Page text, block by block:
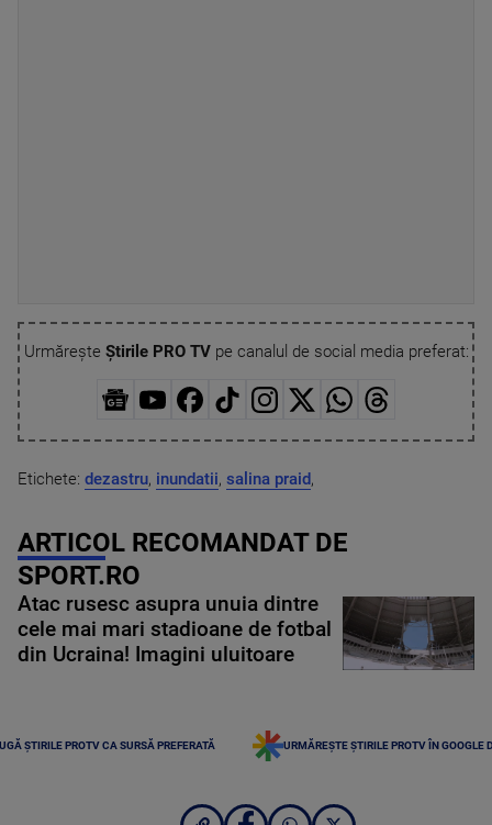
Urmărește Știrile PRO TVpe canalul de social media preferat:
Etichete: dezastru, inundatii, salina praid,
ARTICOL RECOMANDAT DE
SPORT.RO
Atac rusesc asupra unuia dintre
cele mai mari stadioane de fotbal
din Ucraina! Imagini uluitoare
ȘTIRILE PROTV CA SURSĂ PREFERATĂ URMĂREȘTE ȘTIRILE PROTV ÎN GOOGLE